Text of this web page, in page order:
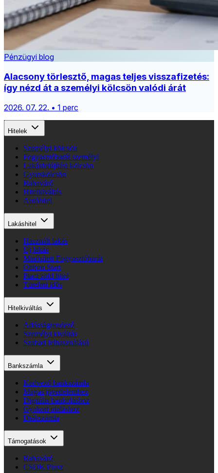
Pénzügyi blog
Alacsony törlesztő, magas teljes visszafizetés:
így nézd át a személyi kölcsön valódi árát
2026. 07. 22. • 1 perc
Hitelek
Személyi kölcsön
Fogyasztóbarát személyi
Lakásfelújítási kölcsön
Gyorskölcsön
Babaváró
Hitelkiváltás
Autóhitel
Lakáshitel
Használt lakás
Új lakás
Minősített Fogyasztóbarát
Otthon Start
Piaci zöld hitel
Türelmi idős
Hitelkiváltás
Adósságrendező
Személyi kiváltás
Szabad felhasználású
Bankszámla
Kedvező bankszámla
Magas jövedelemhez
Digitális bankoláshoz
Gyakori utaláshoz
Diákszámla
Támogatások
Babaváró
CSOK Plusz